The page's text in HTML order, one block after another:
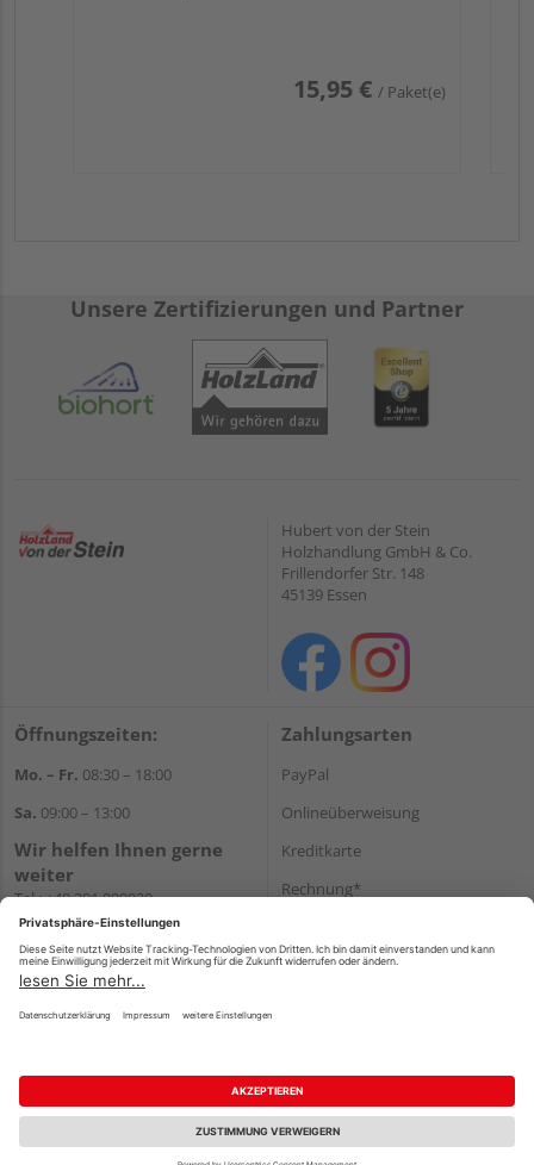
15,95 € / Paket(e)
Unsere Zertifizierungen und Partner
Hubert von der Stein
Holzhandlung GmbH & Co.
Frillendorfer Str. 148
45139 Essen
Öffnungszeiten:
Mo. – Fr. 08:30 – 18:00
Sa. 09:00 – 13:00
Wir helfen Ihnen gerne
weiter
Tel.:+49 201 898020
E-Mail:shop@vonderstein.de
Zahlungsarten
PayPal
Onlineüberweisung
Kreditkarte
Rechnung*
Versand
Impressum AGB Widerruf
Datenschutz
Reservierungsbedingungen
Vertrag widerrufen